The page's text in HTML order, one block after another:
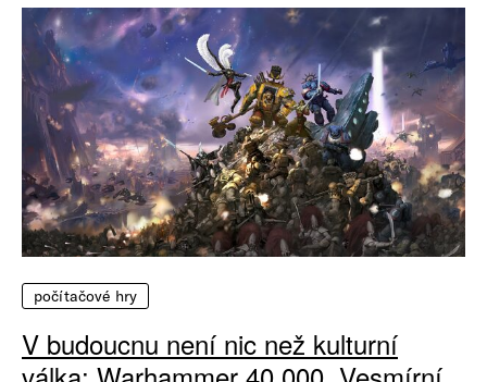
počítačové hry
V budoucnu není nic než kulturní